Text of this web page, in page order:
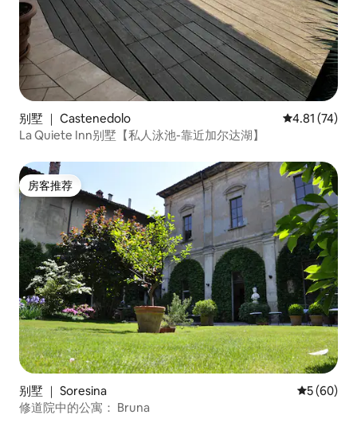
别墅 ｜ Castenedolo 平均评分
4.81 (74)
La Quiete Inn别墅【私人泳池-靠近加尔达湖】
房客推荐
房客推荐
别墅 ｜ Soresina 平均评分
5 (60)
修道院中的公寓： Bruna